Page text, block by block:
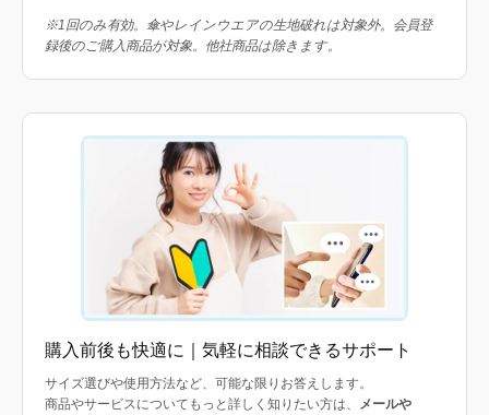
※1回のみ有効。傘やレインウエアの生地破れは対象外。会員登
録後のご購入商品が対象。他社商品は除きます。
購入前後も快適に｜気軽に相談できるサポート
サイズ選びや使用方法など、可能な限りお答えします。
商品やサービスについてもっと詳しく知りたい方は、 メールや